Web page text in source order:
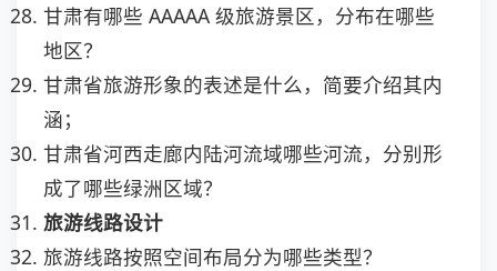
甘肃有哪些 AAAAA 级旅游景区，分布在哪些
地区？
甘肃省旅游形象的表述是什么，简要介绍其内
涵；
甘肃省河西走廊内陆河流域哪些河流，分别形
成了哪些绿洲区域？
旅游线路设计
旅游线路按照空间布局分为哪些类型？